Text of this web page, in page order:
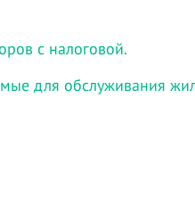
с налоговой.
для обслуживания